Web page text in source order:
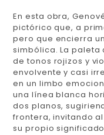
En esta obra,
pictórico que, a
pero que encierra
simbólica. La paleta
de tonos rojizos y
envolvente y casi
en un limbo
una línea blanca
dos planos,
frontera, invitando
su propio